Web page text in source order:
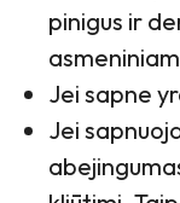
pinigus ir
Jei sapne
Jei